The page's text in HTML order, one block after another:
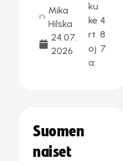
Mika
Hilska
24.07.
2026
ku
ke
rt
oj
a:
4
8
7
Suomen
naiset